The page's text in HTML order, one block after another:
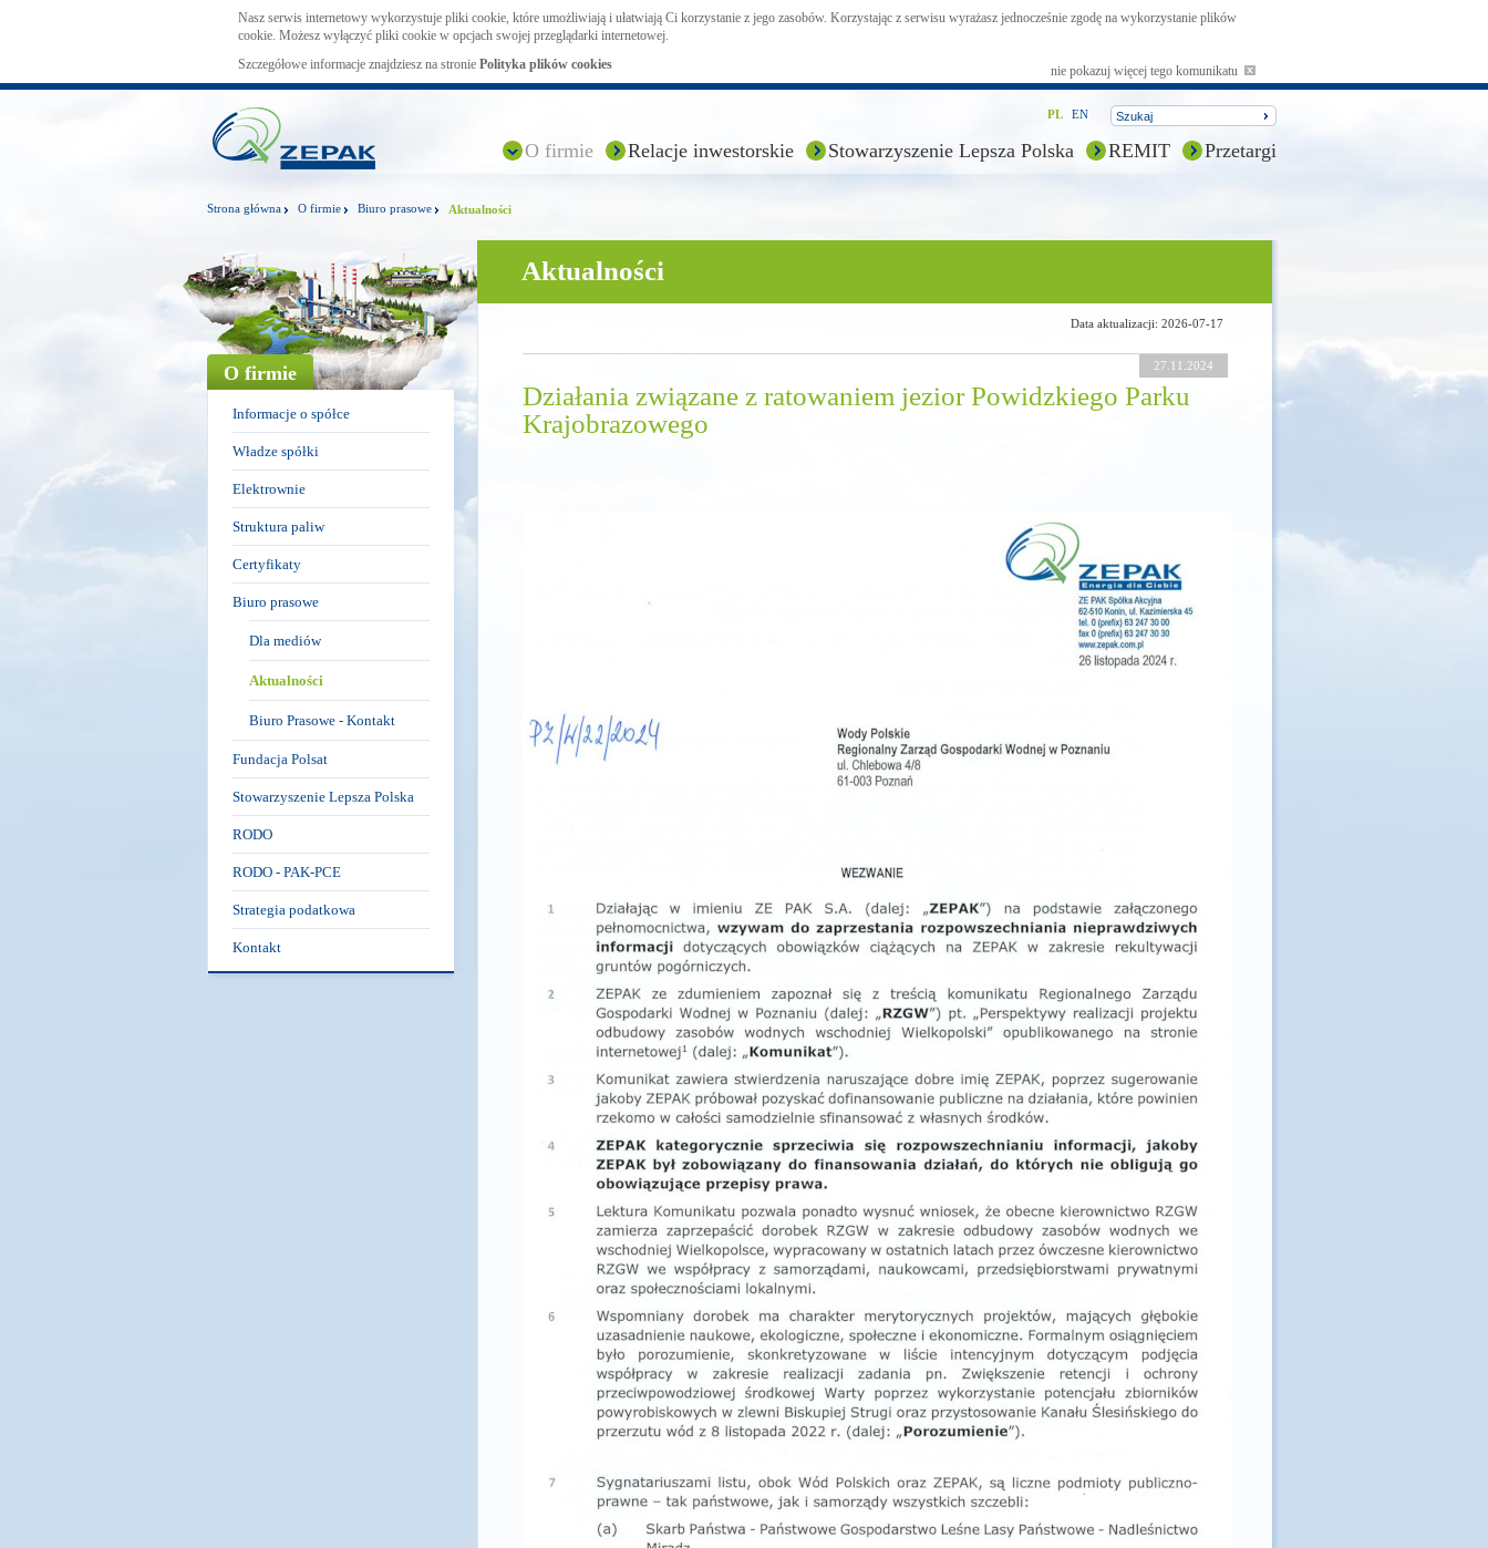
Nasz serwis internetowy wykorzystuje pliki cookie, które umożliwiają i ułatwiają Ci korzystanie z jego zasobów. Korzystając z serwisu wyrażasz jednocześnie zgodę na wykorzystanie plików
cookie. Możesz wyłączyć pliki cookie w opcjach swojej przeglądarki internetowej.
Szczegółowe informacje znajdziesz na stronie Polityka plików cookies nie pokazuj więcej tego komunikatu
PL EN
O firmie Relacje inwestorskie Stowarzyszenie Lepsza Polska REMIT Przetargi
Strona główna O firmie Biuro prasowe Aktualności
O firmie
Informacje o spółce
Władze spółki
Elektrownie
Struktura paliw
Certyfikaty
Biuro prasowe
Dla mediów
Aktualności
Biuro Prasowe - Kontakt
Fundacja Polsat
Stowarzyszenie Lepsza Polska
RODO
RODO - PAK-PCE
Strategia podatkowa
Kontakt
Data aktualizacji: 2026-07-17
Aktualności
27.11.2024
Działania związane z ratowaniem jezior Powidzkiego Parku
Krajobrazowego